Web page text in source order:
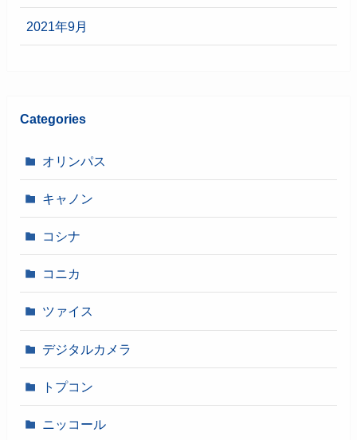
2021年9月
Categories
オリンパス
キャノン
コシナ
コニカ
ツァイス
デジタルカメラ
トプコン
ニッコール